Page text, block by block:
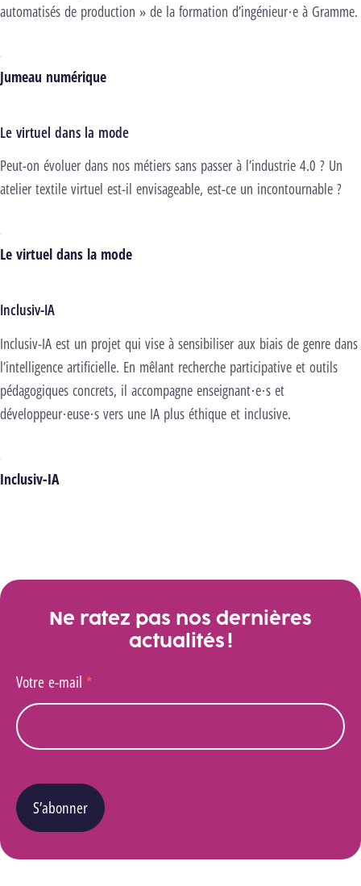
automatisés de production » de la formation d’ingénieur·e à Gramme.
Jumeau numérique
Le virtuel dans la mode
Peut-on évoluer dans nos métiers sans passer à l’industrie 4.0 ? Un
atelier textile virtuel est-il envisageable, est-ce un incontournable ?
Le virtuel dans la mode
Inclusiv-IA
Inclusiv-IA est un projet qui vise à sensibiliser aux biais de genre dans
l’intelligence artificielle. En mêlant recherche participative et outils
pédagogiques concrets, il accompagne enseignant·e·s et
développeur·euse·s vers une IA plus éthique et inclusive.
Inclusiv-IA
Ne ratez pas nos dernières
actualités !
Votre e-mail *
S’abonner